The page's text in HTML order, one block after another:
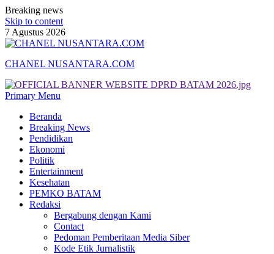
Breaking news
Skip to content
7 Agustus 2026
CHANEL NUSANTARA.COM
Primary Menu
Beranda
Breaking News
Pendidikan
Ekonomi
Politik
Entertainment
Kesehatan
PEMKO BATAM
Redaksi
Bergabung dengan Kami
Contact
Pedoman Pemberitaan Media Siber
Kode Etik Jurnalistik